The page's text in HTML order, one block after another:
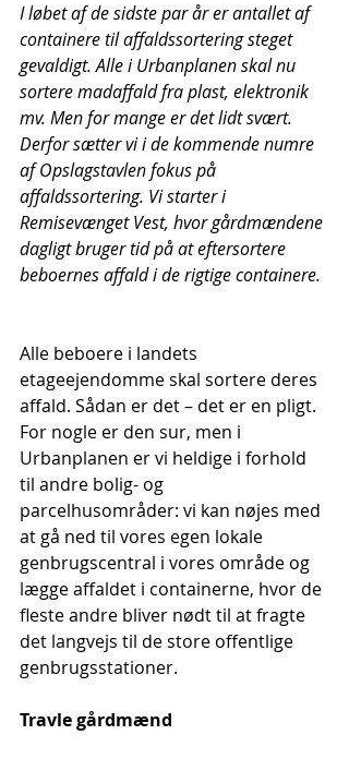
I løbet af de sidste par år er antallet af
containere til affaldssortering steget
gevaldigt. Alle i Urbanplanen skal nu
sortere madaffald fra plast, elektronik
mv. Men for mange er det lidt svært.
Derfor sætter vi i de kommende numre
af Opslagstavlen fokus på
affaldssortering. Vi starter i
Remisevænget Vest, hvor gårdmændene
dagligt bruger tid på at eftersortere
beboernes affald i de rigtige containere.
Alle beboere i landets
etageejendomme skal sortere deres
affald. Sådan er det – det er en pligt.
For nogle er den sur, men i
Urbanplanen er vi heldige i forhold
til andre bolig- og
parcelhusområder: vi kan nøjes med
at gå ned til vores egen lokale
genbrugscentral i vores område og
lægge affaldet i containerne, hvor de
fleste andre bliver nødt til at fragte
det langvejs til de store offentlige
genbrugsstationer.
Travle gårdmænd